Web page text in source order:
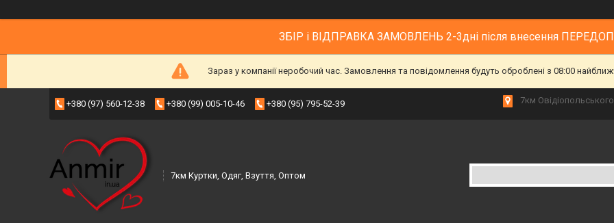
ЗБІР і ВІДПРАВКА ЗАМОВЛЕНЬ 2-3дні після внесення
Зараз у компанії неробочий час. Замовлення та повідомлення будуть оброблені з 08:00
+380 (97) 560-12-38 +380 (99) 005-10-46 +380 (95) 795-52-39 7км
7км Куртки, Одяг, Взуття, Оптом